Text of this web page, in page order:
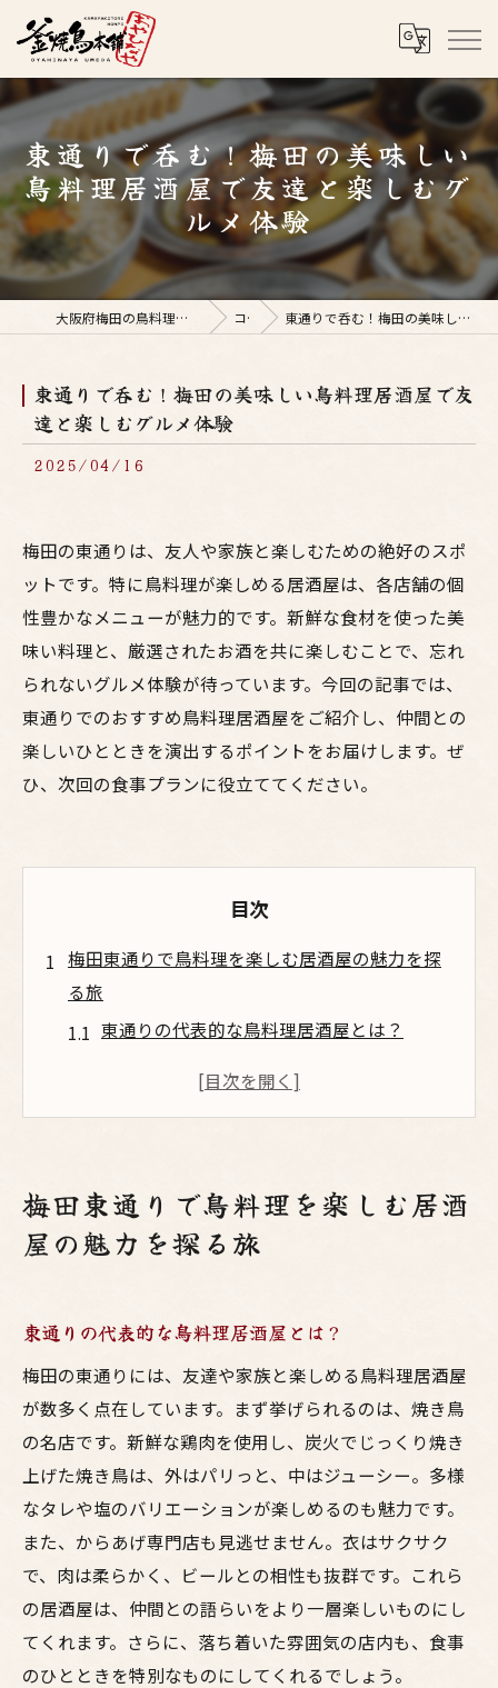
東通りで呑む！梅田の美味しい
鳥料理居酒屋で友達と楽しむグ
ルメ体験
大阪府梅田の鳥料理なら釜焼鳥本舗おやひなや 梅田店 コラム 東通りで呑む！梅田の美味しい鳥料理居酒屋で友達と楽しむグルメ体験
東通りで呑む！梅田の美味しい鳥料理居酒屋で友
達と楽しむグルメ体験
2025/04/16
梅田の東通りは、友人や家族と楽しむための絶好のスポ
ットです。特に鳥料理が楽しめる居酒屋は、各店舗の個
性豊かなメニューが魅力的です。新鮮な食材を使った美
味い料理と、厳選されたお酒を共に楽しむことで、忘れ
られないグルメ体験が待っています。今回の記事では、
東通りでのおすすめ鳥料理居酒屋をご紹介し、仲間との
楽しいひとときを演出するポイントをお届けします。ぜ
ひ、次回の食事プランに役立ててください。
目次
梅田東通りで鳥料理を楽しむ居酒屋の魅力を探
る旅
東通りの代表的な鳥料理居酒屋とは？
地元で愛される鳥料理の秘密
居酒屋の雰囲気を楽しむためのコツ
居酒屋での友達との楽しい呑み時間を最大限に
友達と盛り上がるための鳥料理
宴会にぴったりな居酒屋の選び方
みんなで楽しめるメニューの選択肢
会話が弾む居酒屋の雰囲気作り
東通りでの呑み歩きのススメ
心に残る一夜を過ごすためのプラン
東通りでの美味い鳥料理とお酒の絶妙な組み合
わせを楽しむ
鶏料理と相性抜群のお酒を探る
居酒屋で味わう絶品の鳥料理とは
梅田東通りで鳥料理を楽しむ居酒
屋の魅力を探る旅
東通りの代表的な鳥料理居酒屋とは？
梅田の東通りには、友達や家族と楽しめる鳥料理居酒屋
が数多く点在しています。まず挙げられるのは、焼き鳥
の名店です。新鮮な鶏肉を使用し、炭火でじっくり焼き
上げた焼き鳥は、外はパリっと、中はジューシー。多様
なタレや塩のバリエーションが楽しめるのも魅力です。
また、からあげ専門店も見逃せません。衣はサクサク
で、肉は柔らかく、ビールとの相性も抜群です。これら
の居酒屋は、仲間との語らいをより一層楽しいものにし
てくれます。さらに、落ち着いた雰囲気の店内も、食事
のひとときを特別なものにしてくれるでしょう。